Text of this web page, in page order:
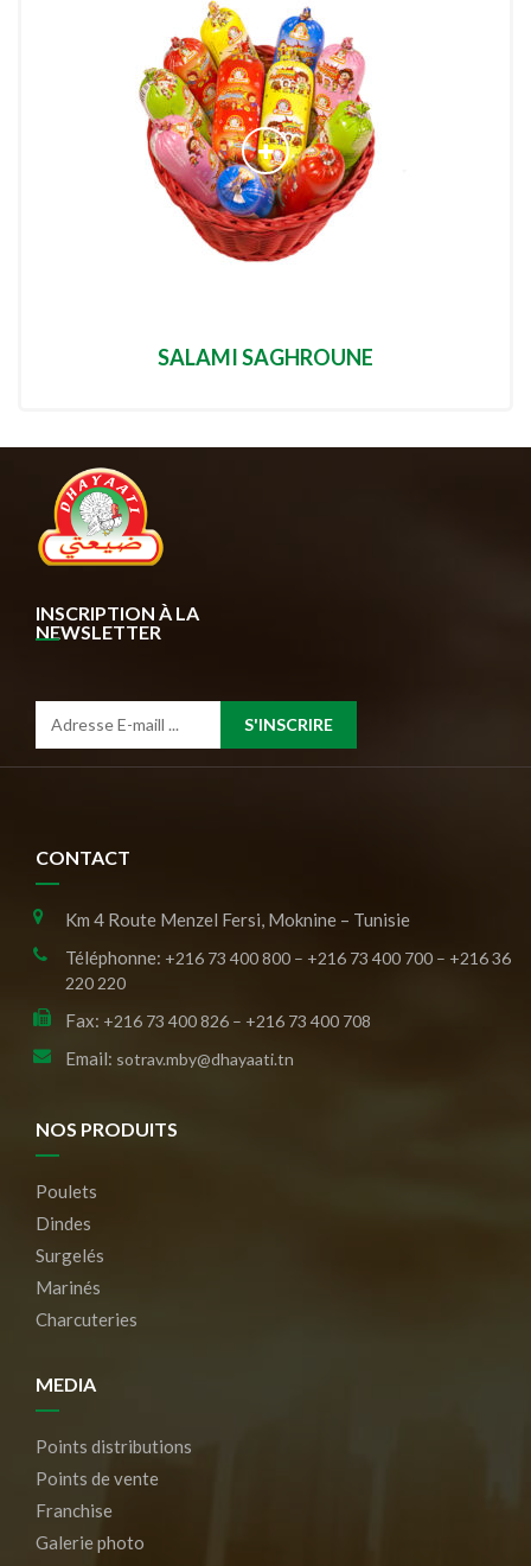
SALAMI SAGHROUNE
INSCRIPTION À LA
NEWSLETTER
S'INSCRIRE
CONTACT
Km 4 Route Menzel Fersi, Moknine – Tunisie
Téléphonne: +216 73 400 800 – +216 73 400 700 – +216 36
220 220
Fax: +216 73 400 826 – +216 73 400 708
Email: sotrav.mby@dhayaati.tn
NOS PRODUITS
Poulets
Dindes
Surgelés
Marinés
Charcuteries
MEDIA
Points distributions
Points de vente
Franchise
Galerie photo